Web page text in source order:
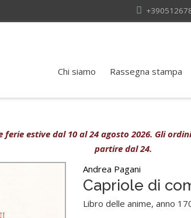
Chi siamo Rassegna stampa
estive dal 10 al 24 agosto 2026. Gli
partire dal 24.
Andrea Pagani
Capriole di
Libro delle anime, anno